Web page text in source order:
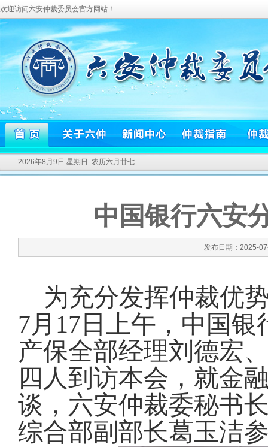
欢迎访问六安仲裁委员会官方网站！
2026年8月9日 星期日 农历六月廿七
中国银行六安
发布日期：2025-
为充分发挥仲裁优
7月 17 日上午，中国银
产保全部经理刘德宏
四人到访本会，就金
谈， 六安仲裁委秘书
综合部副部长葛玉洁